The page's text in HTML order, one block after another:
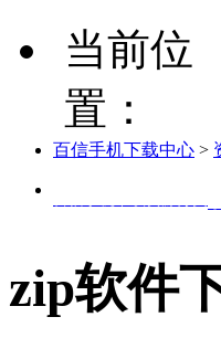
当前位
置：
百信手机下载中心 >
zip软件